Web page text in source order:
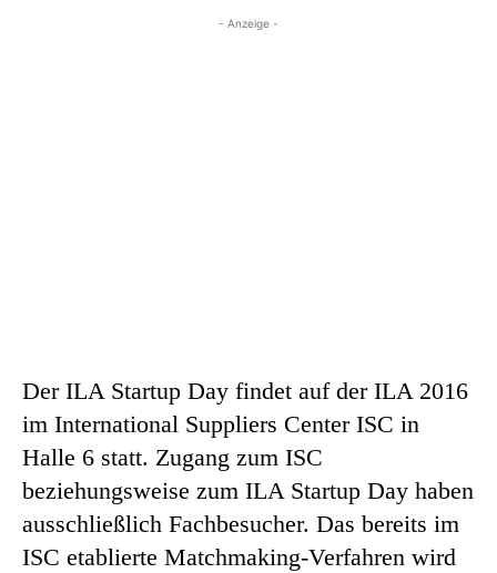
- Anzeige -
Der ILA Startup Day findet auf der ILA 2016
im International Suppliers Center ISC in
Halle 6 statt. Zugang zum ISC
beziehungsweise zum ILA Startup Day haben
ausschließlich Fachbesucher. Das bereits im
ISC etablierte Matchmaking-Verfahren wird